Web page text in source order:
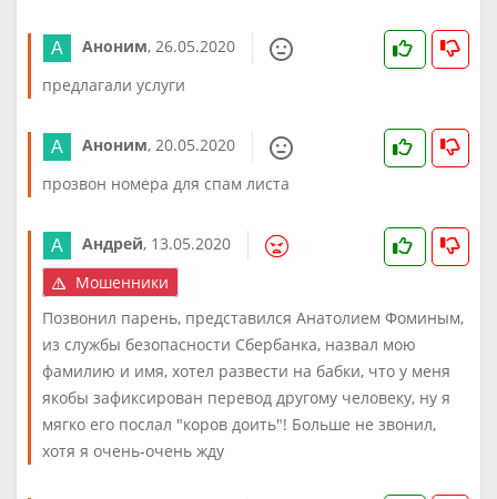
Аноним, 26.05.2020
предлагали услуги
Аноним, 20.05.2020
прозвон номера для спам листа
Андрей, 13.05.2020
Мошенники
Позвонил парень, представился Анатолием Фоминым,
из службы безопасности Сбербанка, назвал мою
фамилию и имя, хотел развести на бабки, что у меня
якобы зафиксирован перевод другому человеку, ну я
мягко его послал "коров доить"! Больше не звонил,
хотя я очень-очень жду